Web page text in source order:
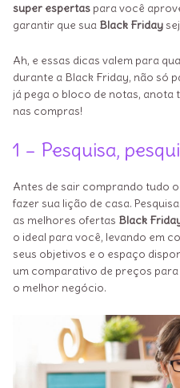
super espertas para você
garantir que sua Black Friday
Ah, e essas dicas valem para
durante a Black Friday, não só
já pega o bloco de notas,
nas compras!
1 – Pesquisa,
Antes de sair comprando tudo
fazer sua lição de casa.
as melhores ofertas Black
o ideal para você, levando em
seus objetivos e o espaço
um comparativo de preços
o melhor negócio.